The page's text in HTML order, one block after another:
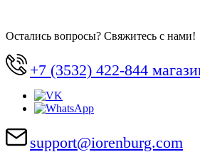
Остались вопросы? Свяжитесь с нами!
+7 (3532) 422-844
support@iorenburg.com